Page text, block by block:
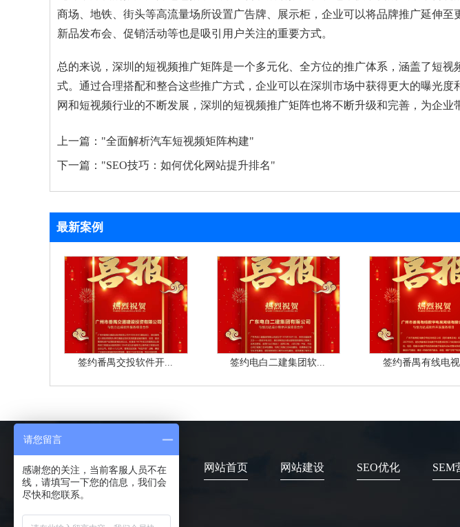
商场、地铁、街头等高流量场所设置广告牌、展示柜，企业可以将品牌推广延伸至
新品发布会、促销活动等也是吸引用户关注的重要方式。
总的来说，深圳的短视频推广矩阵是一个多元化、全方位的推广体系，涵盖了短
式。通过合理搭配和整合这些推广方式，企业可以在深圳市场中获得更大的曝光度
网和短视频行业的不断发展，深圳的短视频推广矩阵也将不断升级和完善，为企业
上一篇： "全面解析汽车短视频矩阵构建"
下一篇： "SEO技巧：如何优化网站提升排名"
最新案例
签约番禺交投软件开... 签约电白二建集团软... 签约番禺有线电视
网站首页 网站建设 SEO优化 SEM
请您留言
感谢您的关注，当前客服人员不在
线，请填写一下您的信息，我们会
尽快和您联系。